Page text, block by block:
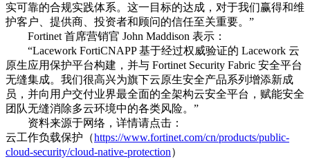
实可靠的合规实践体系。这一目标的达成，对于我们赢得和维
护客户、提供商、投资者和顾问的信任至关重要。”
Fortinet 首席营销官 John Maddison 表示：
“Lacework FortiCNAPP 基于经过权威验证的 Lacework 云
原生应用保护平台构建，并与 Fortinet Security Fabric 安全平台
无缝集成。我们很高兴为旗下云原生安全产品系列增添新成
员，并向用户交付业界最全面的全架构云安全平台，赋能安全
团队无缝消除多云环境中的各类风险。”
资料来源于网络，详情请点击：
云工作负载保护（https://www.fortinet.com/cn/products/public-
cloud-security/cloud-native-protection）